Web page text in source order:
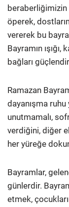
öperek,
vererek bu
Bayramın
bağları
Ramazan
dayanışma
unutmamalı,
verdiğini, diğer
her yüreğe
Bayramlar,
günlerdir.
etmek,